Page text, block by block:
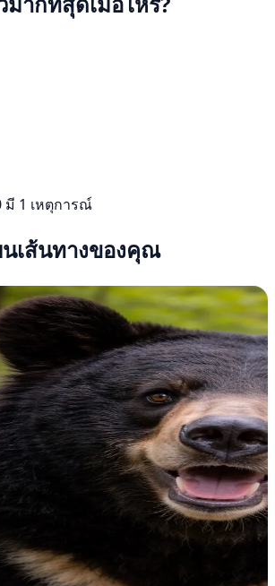
มี 1 เหตุการณ์
นเส้นทางของคุณ